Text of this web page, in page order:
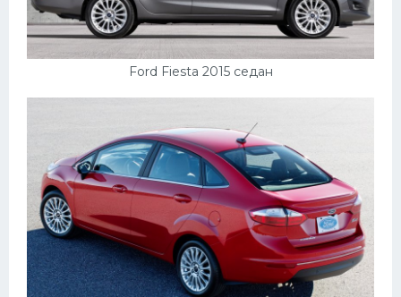
Ford Fiesta 2015 седан
БМВ
МАЗ
Фольксваген
Лексус
Дэу
Скания
Форд